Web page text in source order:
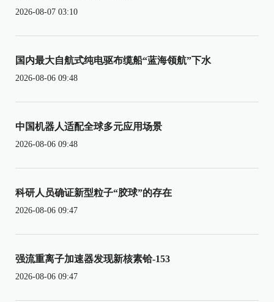
2026-08-07 03:10
国内最大自航式纯电驱布缆船“蓝海领航”下水
2026-08-06 09:48
中国机器人适配全球多元应用场景
2026-08-06 09:48
科研人员确证新型粒子“胶球”的存在
2026-08-06 09:47
强流重离子加速器发现新核素铪-153
2026-08-06 09:47